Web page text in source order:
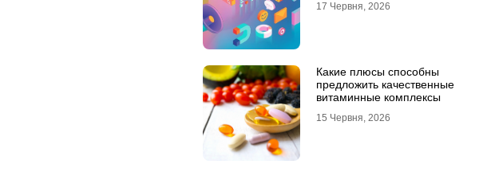
17 Червня, 2026
Какие плюсы способны
предложить качественные
витаминные комплексы
15 Червня, 2026